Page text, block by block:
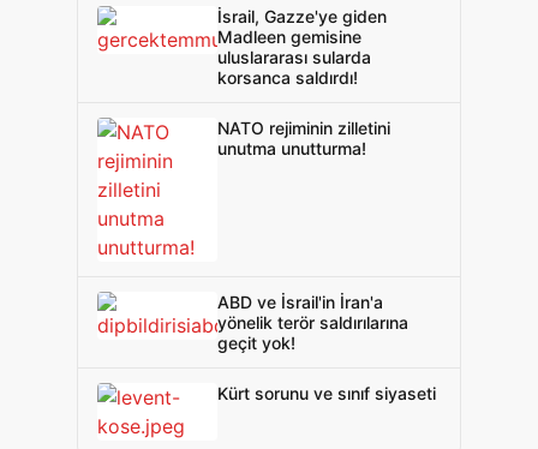
İsrail, Gazze'ye giden
Madleen gemisine
uluslararası sularda
korsanca saldırdı!
NATO rejiminin zilletini
unutma unutturma!
ABD ve İsrail'in İran'a
yönelik terör saldırılarına
geçit yok!
Kürt sorunu ve sınıf siyaseti